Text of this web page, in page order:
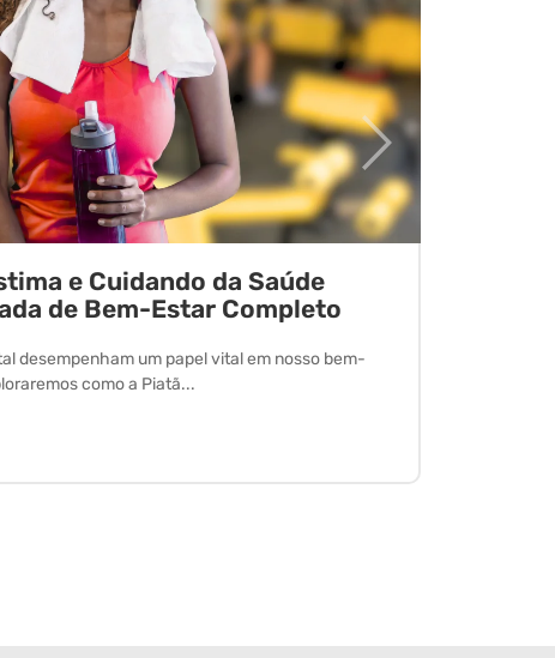
e Cuidando da Saúde
de Bem-Estar Completo
desempenham um papel vital em nosso bem-
como a Piatã...